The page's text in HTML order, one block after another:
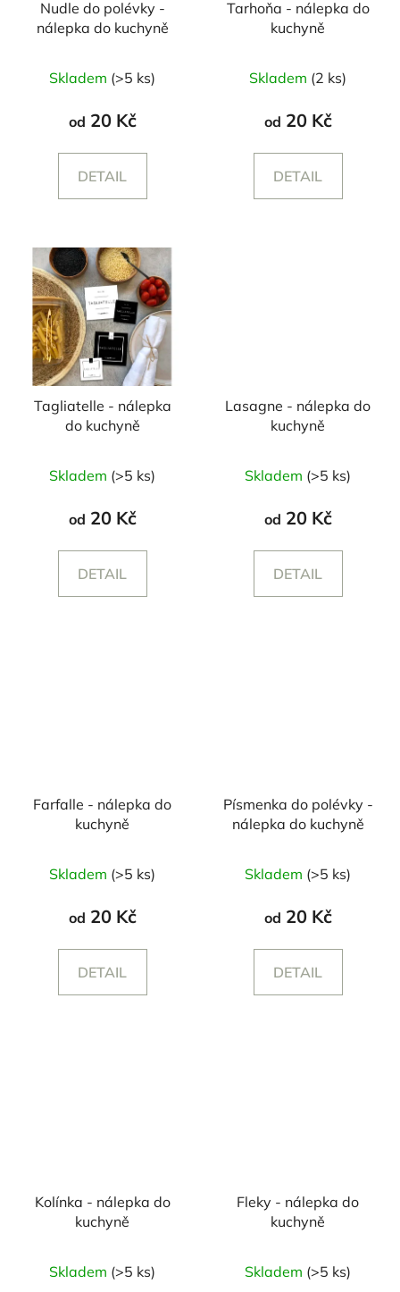
Nudle do polévky -
nálepka do kuchyně
Skladem (>5 ks)
od 20 Kč
DETAIL
Tarhoňa - nálepka do
kuchyně
Skladem (2 ks)
od 20 Kč
DETAIL
Tagliatelle - nálepka
do kuchyně
Skladem (>5 ks)
od 20 Kč
DETAIL
Lasagne - nálepka do
kuchyně
Skladem (>5 ks)
od 20 Kč
DETAIL
Farfalle - nálepka do
kuchyně
Skladem (>5 ks)
od 20 Kč
DETAIL
Písmenka do polévky -
nálepka do kuchyně
Skladem (>5 ks)
od 20 Kč
DETAIL
Kolínka - nálepka do
kuchyně
Skladem (>5 ks)
Fleky - nálepka do
kuchyně
Skladem (>5 ks)